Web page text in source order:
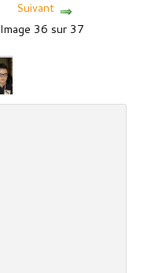
Suivant
Image 36 sur 37